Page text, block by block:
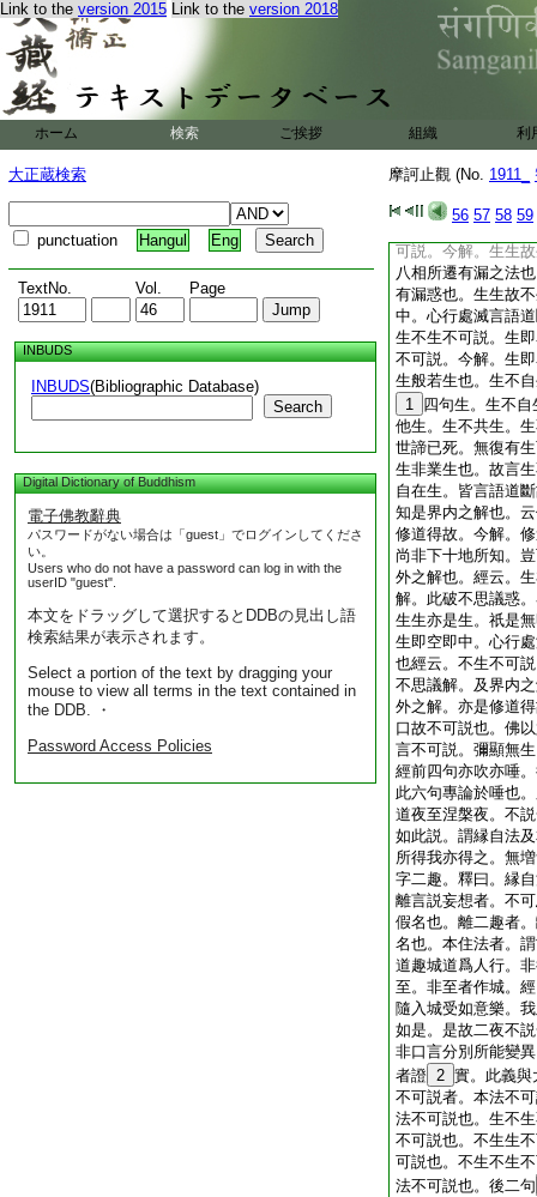
Link to the version 2015 Link to the version 2018
ホーム 検索 ご挨拶 組織 利
大正蔵検索
punctuation Hangul Eng
TextNo. Vol. Page
INBUDS
INBUDS(Bibliographic Database)
Search
Digital Dictionary of Buddhism
電子佛教辭典
パスワードがない場合は「guest」でログインしてくださ
い。
Users who do not have a password can log in with the
userID "guest".
本文をドラッグして選択するとDDBの見出し語
検索結果が表示されます。
Select a portion of the text by dragging your
mouse to view all terms in the text contained in
the DDB. ・
Password Access Policies
摩訶止觀 (No. 1911_
56 57 58 59
皆唾破故言生不可
秖是圓解。圓解始
亦非始終。那有因
不可得。將彼經意
生者無明也。二乘
言不生名爲生。依
之惑。不生
4 而名
顛倒。心行處滅言
可説。今解。生生
八相所遷有漏之法
有漏惑也。生生故
中。心行處滅言語
生不生不可説。生
不可説。今解。生
生般若生也。生不
1 四句生。生不
他生。生不共生。
世諦已死。無復有
生非業生也。故言
自在生。皆言語道
知是界内之解也。
修道得故。今解。
尚非下十地所知。
外之解也。經云。
解。此破不思議惑
生生亦是生。祇是
生即空即中。心行
也經云。不生不可
不思議解。及界内
外之解。亦是修道
口故不可説也。佛
言不可説。彌顯無
經前四句亦吹亦唾
此六句專論於唾也
道夜至涅槃夜。不
如此説。謂縁自法
所得我亦得之。無
字二趣。釋曰。縁
離言説妄想者。不
假名也。離二趣者
名也。本住法者。
道趣城道爲人行。
至。非至者作城。
隨入城受如意樂。
如是。是故二夜不
非口言分別所能變
者證 2 實。此義與
不可説者。本法不
法不可説也。生不
不可説也。不生生
可説也。不生不生
法不可説也。後二句